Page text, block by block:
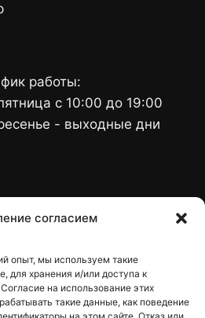
согласием
опыт, мы используем такие
для хранения и/или доступа к
на использование этих
такие данные, как поведение
работы:
с 10:00 до 19:00
- выходные дни